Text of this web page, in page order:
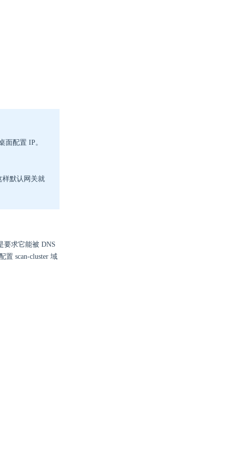
面配置 IP。
样默认网关就
要求它能被 DNS
置 scan-cluster 域